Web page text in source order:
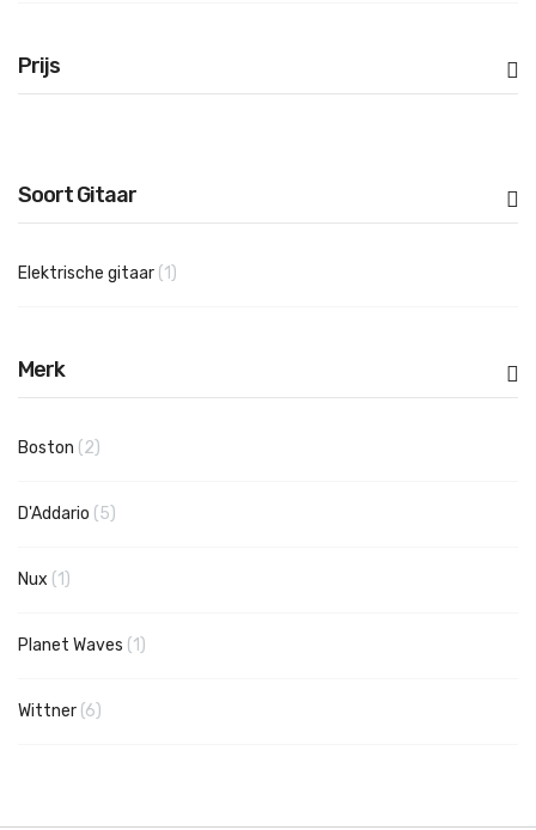
Prijs
Soort Gitaar
Elektrische gitaar 1product
Merk
Boston 2producten
D'Addario 5producten
Nux 1product
Planet Waves 1product
Wittner 6producten